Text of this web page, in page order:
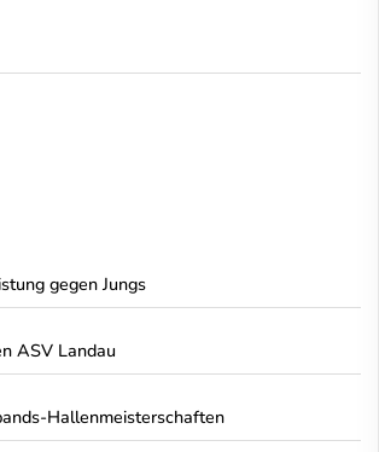
gegen Jungs
ASV Landau
Hallenmeisterschaften